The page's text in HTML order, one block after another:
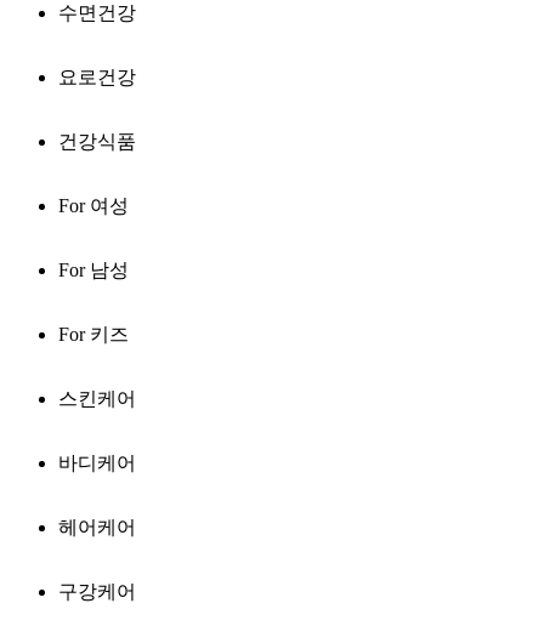
수면건강
요로건강
건강식품
For 여성
For 남성
For 키즈
스킨케어
바디케어
헤어케어
구강케어